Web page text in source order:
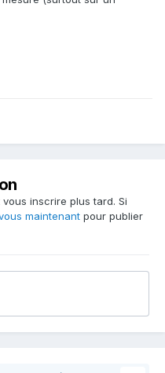
inscrire plus tard. Si
maintenant pour publier